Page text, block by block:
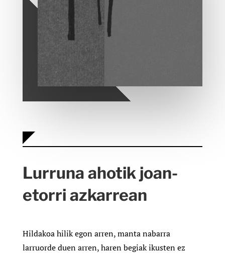
Lurruna ahotik joan-
etorri azkarrean
Hildakoa hilik egon arren, manta nabarra
larruorde duen arren, haren begiak ikusten ez